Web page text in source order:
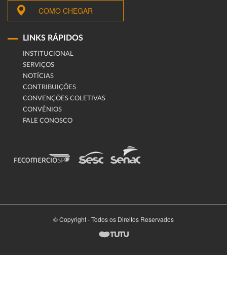
COMO CHEGAR
LINKS RÁPIDOS
INSTITUCIONAL
SERVIÇOS
NOTÍCIAS
CONTRIBUIÇÕES
CONVENÇÕES COLETIVAS
CONVÊNIOS
FALE CONOSCO
© Copyright - Todos os Direitos Reservados